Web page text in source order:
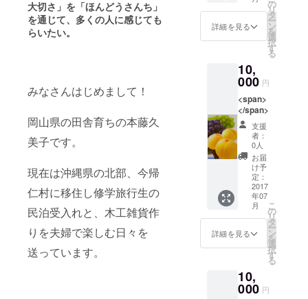
大切さ」を「ほんどうさんち」
を通じて、多くの人に感じても
らいたい。
みなさんはじめまして！
岡山県の田舎育ちの本藤久
美子です。
現在は沖縄県の北部、今帰
仁村に移住し修学旅行生の
民泊受入れと、木工雑貨作
りを夫婦で楽しむ日々を
送っています。
詳細を見る
の
リ
タ
ー
ン
を
選
択
す
る
10,
000 円
<span>
</span>
支援
者：
0人
お届
け予
定：
2017
年07
月
詳細を見る
こ
の
リ
タ
ー
ン
を
選
択
す
る
10,
000 円